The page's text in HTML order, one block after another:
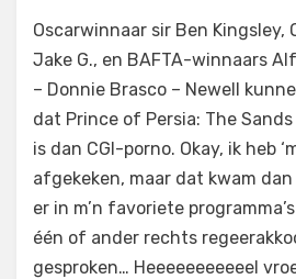
Filmofiel.nl
Laat een reactie achterop
Prince
of
Persia:
The
Sands
Time
(2010)
Oscarwinnaar sir Ben Kingsley,
Jake G., en BAFTA-winnaars
– Donnie Brasco – Newell
dat Prince of Persia: The
is dan CGI-porno. Okay, ik heb
afgekeken, maar dat kwam
er in m’n favoriete
één of ander rechts
gesproken… Heeeeeeeeeeel